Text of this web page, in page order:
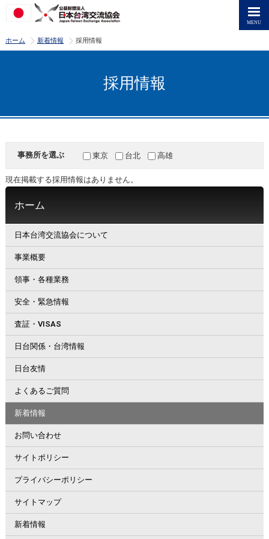
ホーム >
新着情報 >
採用情報
採用情報
事務所を選ぶ 東京 台北 高雄
現在掲載する採用情報はありません。
ホーム
日本台湾交流協会について
事業概要
領事・各種業務
安全・緊急情報
査証・VISAS
日台関係・台湾情報
日台友情
よくあるご質問
新着情報
お問い合わせ
サイトポリシー
プライバシーポリシー
サイトマップ
新着情報